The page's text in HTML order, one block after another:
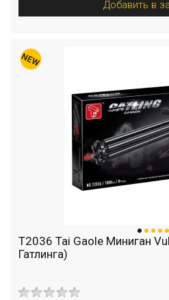
Добавить в
T2036 Tai Gaole Миниган
Гатлинга)